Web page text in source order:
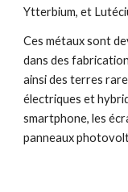
Ytterbium, et
Ces métaux sont
dans des
ainsi des terres
électriques et
smartphone, les
panneaux